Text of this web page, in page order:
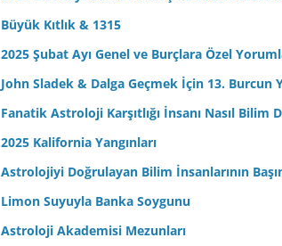
Büyük Kıtlık & 1315
2025 Şubat Ayı Genel ve Burçlara Özel
John Sladek & Dalga Geçmek İçin 13. Burcun
Fanatik Astroloji Karşıtlığı İnsanı Nasıl Bilim
2025 Kalifornia Yangınları
Astrolojiyi Doğrulayan Bilim İnsanlarının
Limon Suyuyla Banka Soygunu
Astroloji Akademisi Mezunları